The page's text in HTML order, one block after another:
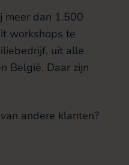
meer dan 1.500
workshops te
uit alle
België. Daar zijn
andere klanten?